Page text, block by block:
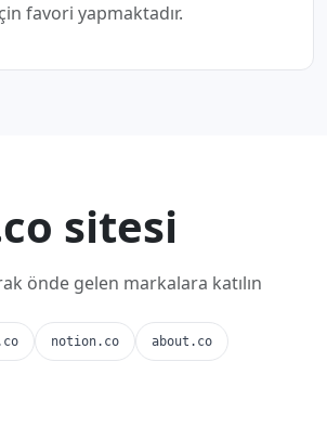
favori yapmaktadır.
sitesi
önde gelen markalara katılın
notion.co about.co